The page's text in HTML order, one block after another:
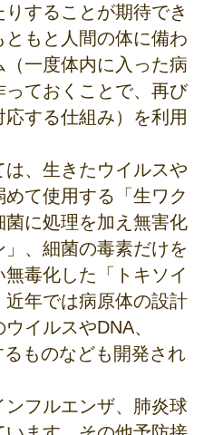
することが期待でき
ともと人間の体に備わ
一度体内に入った病
ておくことで、再び
する仕組み）を利用
、生きたウイルスや
て使用する「生ワク
に処理を加え無害化
、細菌の毒素だけを
毒化した「トキソイ
近年では病原体の設計
イルスやDNA、
ものなども開発され
フルエンザ、肺炎球